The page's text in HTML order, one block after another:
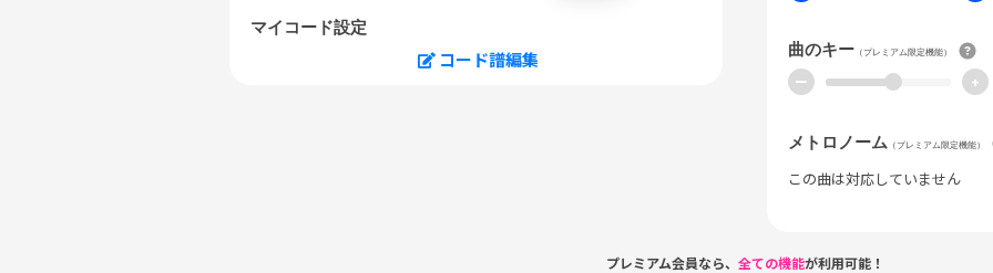
マイコード設定
コード譜編集 曲のキー （プレミアム限定機能）
ー +
メトロノーム （プレミアム限定機能）
この曲は対応していません
プレミアム会員なら、 全ての機能が利用可能！